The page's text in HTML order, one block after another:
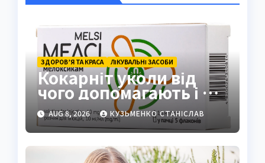
ЗДОРОВ’Я ТА КРАСА ЛІКУВАЛЬНІ ЗАСОБИ
Кокарніт уколи від
чого допомагають і як
працюють
AUG 8, 2026 КУЗЬМЕНКО СТАНІСЛАВ